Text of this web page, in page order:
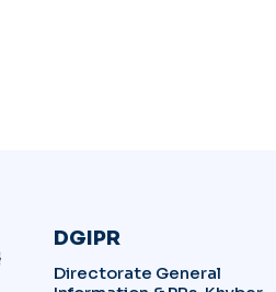
DGIPR
Directorate General